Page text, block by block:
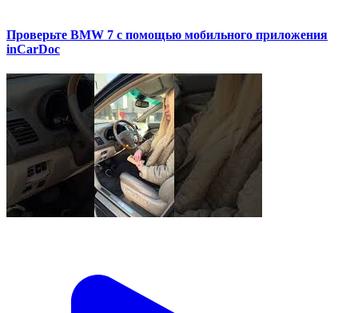
Проверьте BMW 7 с помощью мобильного приложения
inCarDoc